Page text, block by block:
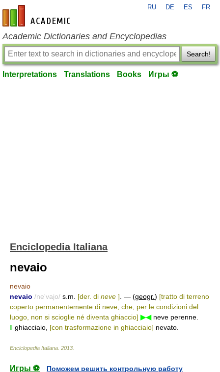
en-academic.com
RU DE ES FR
Academic Dictionaries and Encyclopedias
Search!
Interpretations Translations Books Игры ⚽
Enciclopedia Italiana
nevaio
nevaio
nevaio /ne'vajo/ s.m. [der. di neve ] . — (geogr.) [tratto di terreno
coperto permanentemente di neve, che, per le condizioni del
luogo, non si scioglie né diventa ghiaccio] ▶◀neve perenne.
‖ ghiacciaio, [con trasformazione in ghiacciaio] nevato.
Enciclopedia Italiana 2013
Игры ⚽
Поможем решить контрольную работу